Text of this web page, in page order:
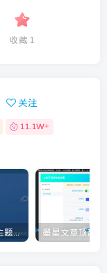
收藏 1
关注
11.1W+
WordPress子比主题美化教程[持续更新]